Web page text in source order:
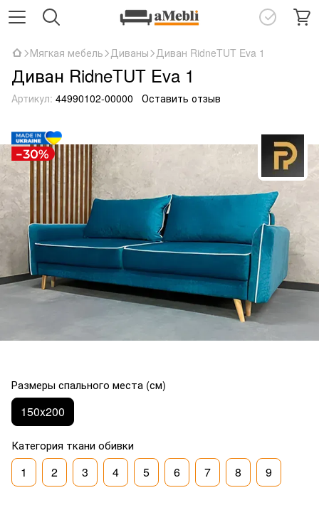
Мягкая мебель Диваны Диван RidneTUT Eva 1
Диван RidneTUT Eva 1
Артикул: 44990102-00000 Оставить отзыв
Размеры спального места (см)
150x200
Категория ткани обивки
1 2 3 4 5 6 7 8 9